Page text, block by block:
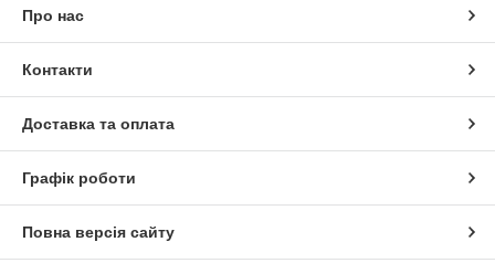
Про нас
Контакти
Доставка та оплата
Графік роботи
Повна версія сайту